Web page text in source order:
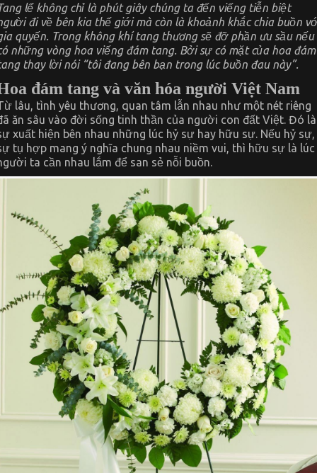
khi
có
nhu
cầu
đặt
mua
hoa
viếng
đám
tang
theo
nhu
cầu
lể không chỉ là phút giây chúng ta đến viếng tiễn biệt
đi về bên kia thế giới mà còn là khoảnh khắc chia buồn
quyến. Trong không khí tang thương sẽ đỡ phần ưu sầu nếu
những vòng hoa viếng đám tang. Bởi sự có mặt của hoa đám
thay lời nói “tôi đang bên bạn trong lúc buồn đau này”.
đám tang và văn hóa người Việt Nam
lâu, tình yêu thương, quan tâm lẫn nhau như một nét riêng
ăn sâu vào đời sống tinh thần của người con đất Việt. Đó là
xuất hiện bên nhau những lúc hỷ sự hay hữu sự. Nếu hỷ sự,
tụ hợp mang ý nghĩa chung nhau niềm vui, thì hữu sự là lúc
ta cần nhau lắm để san sẻ nỗi buồn.